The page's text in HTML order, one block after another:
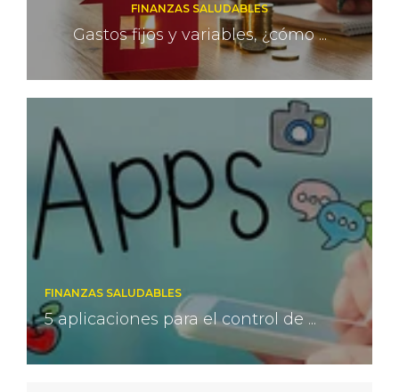
FINANZAS SALUDABLES
Gastos fijos y variables, ¿cómo ...
FINANZAS SALUDABLES
5 aplicaciones para el control de ...